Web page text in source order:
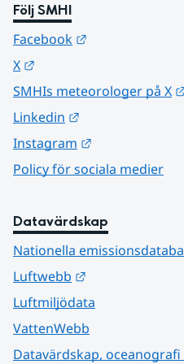
Följ SMHI
Facebook
X
SMHIs meteorologer på X
Linkedin
Instagram
Policy för sociala medier
Datavärdskap
Nationella
Luftwebb
Luftmiljödata
VattenWebb
Datavärdskap,